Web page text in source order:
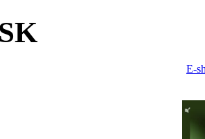
E-